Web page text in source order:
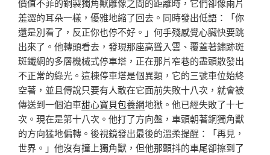
價值不菲的銅製獨角獸雕像之間的距離時，它們卻像兩片
羞澀的耳朵一樣，優雅地縮了回去。同時發出低語：「你
還是別看了，反正你也停不好。」何手殘感覺心臟快要跳
出來了。他轉頭看去，發現那座高聳入雲、覆蓋著鏽跡斑
斑鐵網的多層機械式停車塔，正在那片窄巷的盡頭散發出
不正常的綠光。這棟停車塔是個異類，它的三號車位始終
空著，並且傳說只要有人敢在它面前失敗十八次，就會被
傳送到一個泊車甜心寶貝包養網地獄。他已經失敗了十七
次。現在是第十八次。他打了方向盤，車頭朝著銅獨角獸
的方向猛地偏轉。後視鏡發出最後的溫柔提醒：「再見，
世界。」他沒有撞上獨角獸，但他那顫抖的車尾卻擦到了